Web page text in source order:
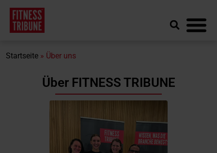
Startseite » Über uns
Über FITNESS TRIBUNE